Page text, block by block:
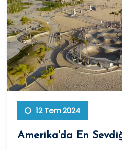
12 Tem 2024
Amerika'da En